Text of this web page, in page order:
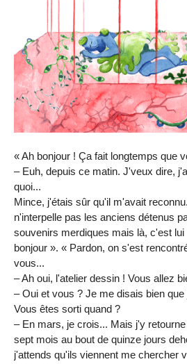
« Ah bonjour ! Ça fait longtemps que
– Euh, depuis ce matin. J'veux dire,
quoi...
Mince, j'étais sûr qu'il m'avait
n'interpelle pas les anciens détenus
souvenirs merdiques mais là, c'est
bonjour ». « Pardon, on s'est
vous...
– Ah oui, l'atelier dessin ! Vous allez
– Oui et vous ? Je me disais bien
Vous êtes sorti quand ?
– En mars, je crois... Mais j'y
sept mois au bout de quinze jours
j'attends qu'ils viennent me chercher